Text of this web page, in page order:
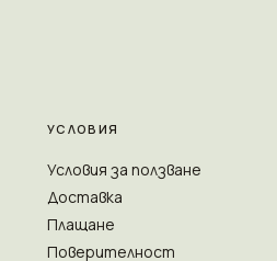
УСЛОВИЯ
Условия за ползване
Доставка
Плащане
Поверителност